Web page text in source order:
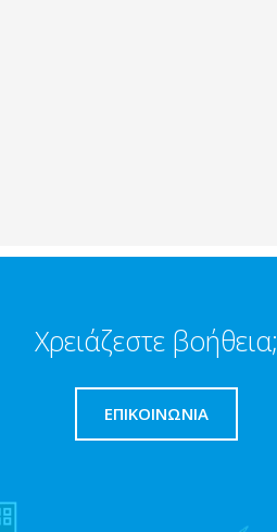
Χρειάζεστε βοήθεια;
ΕΠΙΚΟΙΝΩΝΊΑ